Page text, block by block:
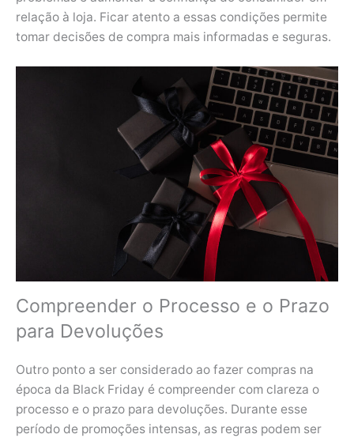
relação à loja. Ficar atento a essas condições permite
tomar decisões de compra mais informadas e seguras.
Compreender o Processo e o Prazo
para Devoluções
Outro ponto a ser considerado ao fazer compras na
época da Black Friday é compreender com clareza o
processo e o prazo para devoluções. Durante esse
período de promoções intensas, as regras podem ser